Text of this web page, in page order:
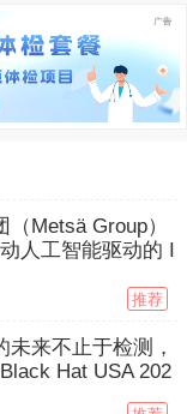
Metsä Group）
人工智能驱动的 I
推荐
来不止于检测，
Hat USA 202